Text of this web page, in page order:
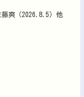
爽（2026.8.5）他